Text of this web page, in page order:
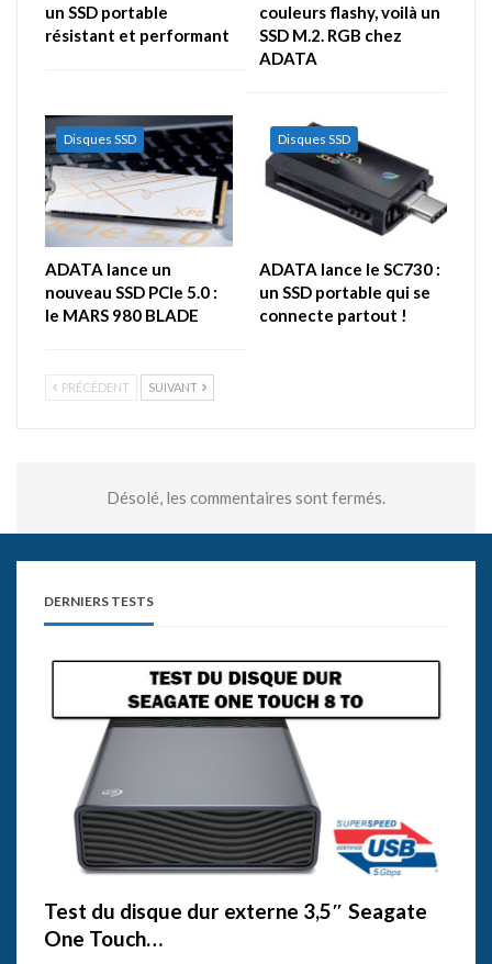
un SSD portable
résistant et performant
couleurs flashy, voilà un
SSD M.2. RGB chez
ADATA
Disques SSD
ADATA lance un
nouveau SSD PCIe 5.0 :
le MARS 980 BLADE
Disques SSD
ADATA lance le SC730 :
un SSD portable qui se
connecte partout !
PRÉCÉDENT SUIVANT
Désolé, les commentaires sont fermés.
DERNIERS TESTS
Test du disque dur externe 3,5″ Seagate
One Touch…